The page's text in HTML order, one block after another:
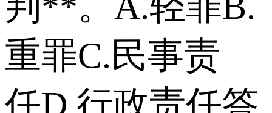
重罪 C.民事责
任 D.行政责任 答